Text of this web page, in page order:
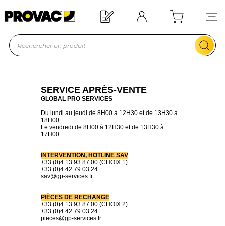
Besoin d'un équipement ?
SERVICE APRÈS-VENTE
GLOBAL PRO SERVICES
Du lundi au jeudi de 8H00 à 12H30 et de 13H30 à
18H00.
Le vendredi de 8H00 à 12H30 et de 13H30 à
17H00.
INTERVENTION, HOTLINE SAV
+33 (0)4 13 93 87 00 (CHOIX 1)
+33 (0)4 42 79 03 24
sav@gp-services.fr
PIÈCES DE RECHANGE
+33 (0)4 13 93 87 00 (CHOIX 2)
+33 (0)4 42 79 03 24
pieces@gp-services.fr